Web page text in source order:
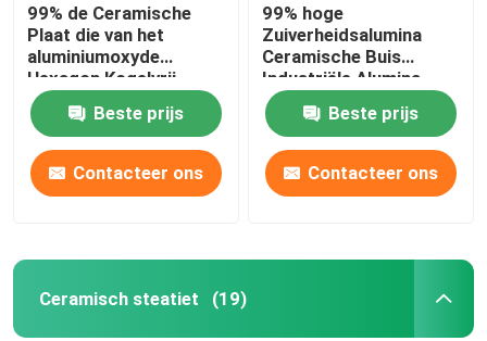
99% de Ceramische
Plaat die van het
aluminiumoxyde
Hexagon Kogelvrij
Alumina Ceramisch
Blad isoleertBeste prijs
Contacteer ons
99% hoge
Zuiverheidsalumina
Ceramische Buis
Industriële Alumina
Koker Op hoge
temperatuurBeste prijs
Contacteer ons
Ceramisch steatiet (19)